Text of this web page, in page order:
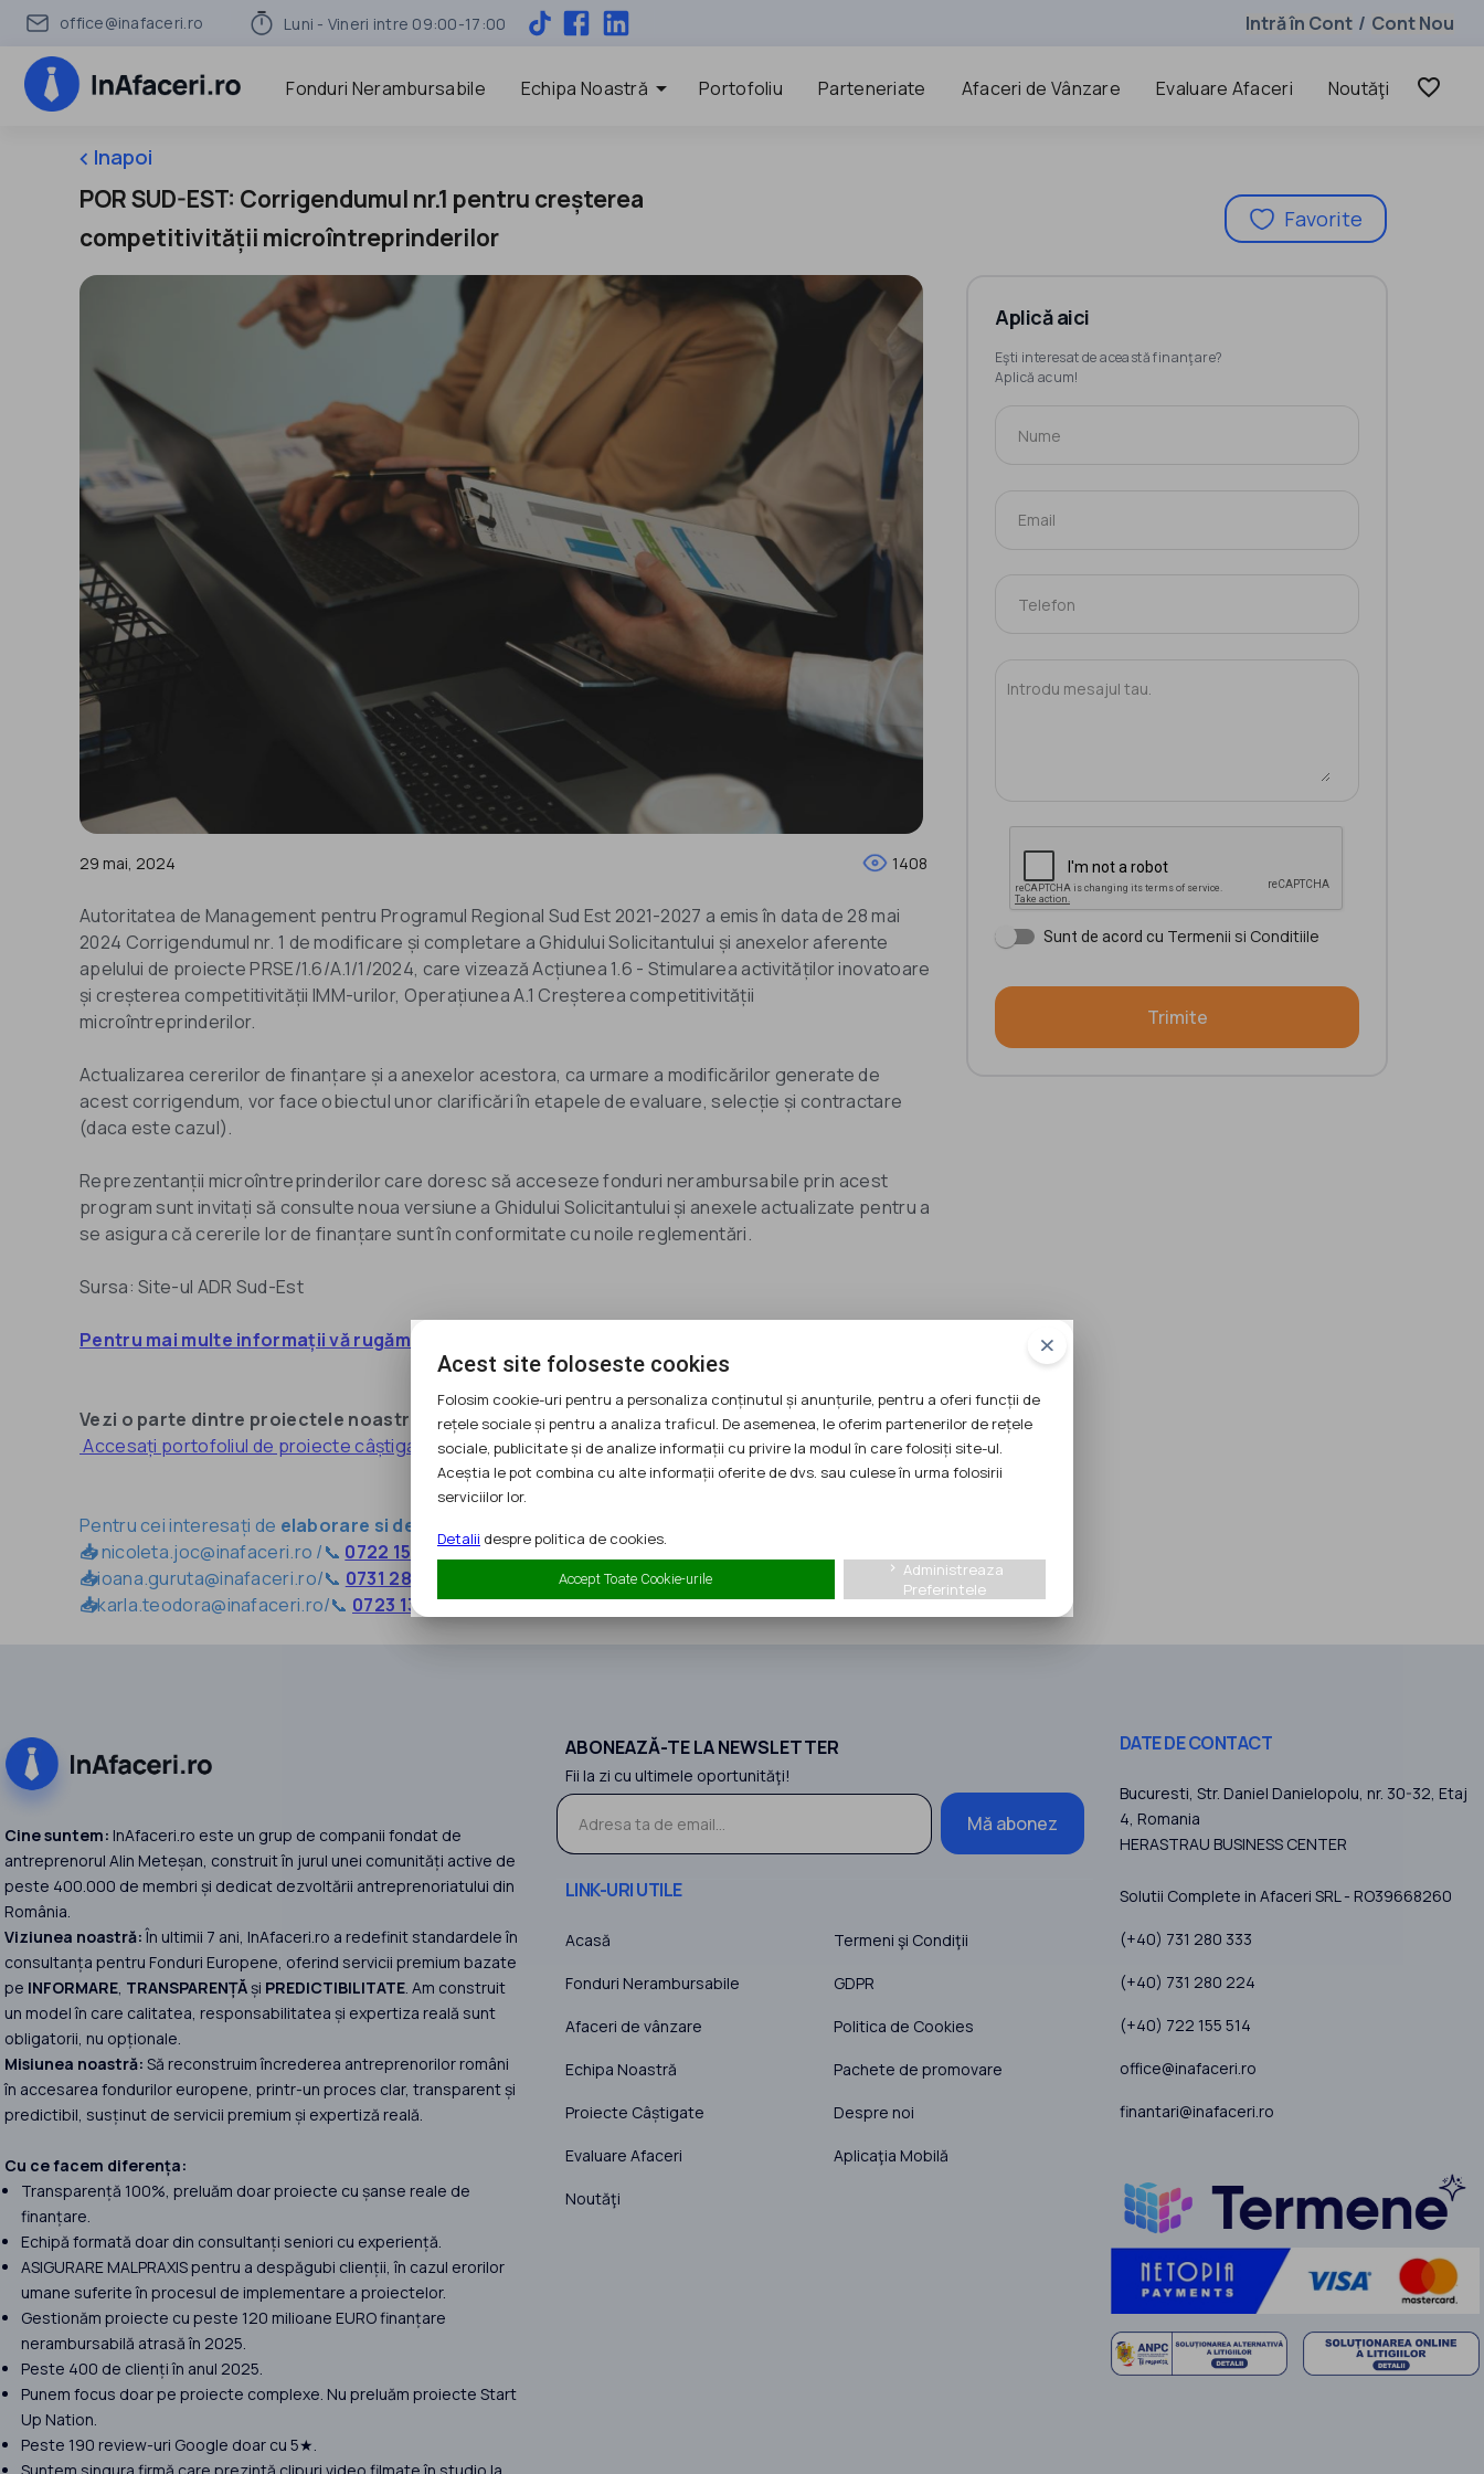
office@inafaceri.ro Luni - Vineri intre 09:00-17:00 Intră în Cont / Cont Nou
Fonduri Nerambursabile Echipa Noastră arrow_drop_down Portofoliu Parteneriate Afaceri de Vânzare Evaluare Afaceri Noutăţi favorite_border
keyboard_arrow_leftInapoi
POR SUD-EST: Corrigendumul nr.1 pentru creșterea
competitivității microîntreprinderilor
Favorite
29 mai, 2024 1408
Autoritatea de Management pentru Programul Regional Sud Est 2021-2027 a emis în data de 28 mai
2024 Corrigendumul nr. 1 de modificare și completare a Ghidului Solicitantului și anexelor aferente
apelului de proiecte PRSE/1.6/A.1/1/2024, care vizează Acțiunea 1.6 - Stimularea activităților inovatoare
și creșterea competitivității IMM-urilor, Operațiunea A.1 Creșterea competitivității
microîntreprinderilor.
Actualizarea cererilor de finanțare și a anexelor acestora, ca urmare a modificărilor generate de
acest corrigendum, vor face obiectul unor clarificări în etapele de evaluare, selecție și contractare
(daca este cazul).
Reprezentanții microîntreprinderilor care doresc să acceseze fonduri nerambursabile prin acest
program sunt invitați să consulte noua versiune a Ghidului Solicitantului și anexele actualizate pentru a
se asigura că cererile lor de finanțare sunt în conformitate cu noile reglementări.
Sursa: Site-ul ADR Sud-Est
Pentru mai multe informații vă rugăm să accesați sinteza Ghidului
Vezi o parte dintre proiectele noastre câștigate!
Accesați portofoliul de proiecte câștigate aici
Pentru cei interesați de elaborare si depunere proiecte
📥nicoleta.joc@inafaceri.ro /📞 0722 155 514
📥ioana.guruta@inafaceri.ro/📞 0731 280 333
📥karla.teodora@inafaceri.ro/📞 0723 131 131
Aplică aici
Eşti interesat de această finanţare?
Aplică acum!
Sunt de acord cu Termenii si Conditiile
Trimite
Cine suntem: InAfaceri.ro este un grup de companii fondat de
antreprenorul Alin Meteșan, construit în jurul unei comunități active de
peste 400.000 de membri și dedicat dezvoltării antreprenoriatului din
România.
Viziunea noastră:În ultimii 7 ani, InAfaceri.ro a redefinit standardele în
consultanța pentru Fonduri Europene, oferind servicii premium bazate
pe INFORMARE, TRANSPARENȚĂși PREDICTIBILITATE. Am construit
un model în care calitatea, responsabilitatea și expertiza reală sunt
obligatorii, nu opționale.
Misiunea noastră: Să reconstruim încrederea antreprenorilor români
în accesarea fondurilor europene, printr-un proces clar, transparent și
predictibil, susținut de servicii premium și expertiză reală.
Cu ce facem diferența:
Transparență 100%, preluăm doar proiecte cu șanse reale de
finanțare.
Echipă formată doar din consultanți seniori cu experiență.
ASIGURARE MALPRAXIS pentru a despăgubi clienții, în cazul erorilor
umane suferite în procesul de implementare a proiectelor.
Gestionăm proiecte cu peste 120 milioane EURO finanțare
nerambursabilă atrasă în 2025.
Peste 400 de clienți în anul 2025.
Punem focus doar pe proiecte complexe. Nu preluăm proiecte Start
Up Nation.
Peste 190 review-uri Google doar cu 5★.
ABONEAZĂ-TE LA NEWSLETTER
Fii la zi cu ultimele oportunităţi!
Mă abonez
LINK-URI UTILE
Acasă
Fonduri Nerambursabile
Afaceri de vânzare
Echipa Noastră
Proiecte Câștigate
Evaluare Afaceri
Noutăţi
Termeni şi Condiţii
GDPR
Politica de Cookies
Pachete de promovare
Despre noi
Aplicaţia Mobilă
DATE DE CONTACT
Bucuresti, Str. Daniel Danielopolu, nr. 30-32, Etaj
4, Romania
HERASTRAU BUSINESS CENTER
Solutii Complete in Afaceri SRL - RO39668260
(+40) 731 280 333
(+40) 731 280 224
(+40) 722 155 514
office@inafaceri.ro
finantari@inafaceri.ro
Acest site foloseste cookies
Folosim cookie-uri pentru a personaliza conținutul și anunțurile, pentru a oferi funcții de
rețele sociale și pentru a analiza traficul. De asemenea, le oferim partenerilor de rețele
sociale, publicitate și de analize informații cu privire la modul în care folosiți site-ul.
Aceștia le pot combina cu alte informații oferite de dvs. sau culese în urma folosirii
serviciilor lor.
Detalii despre politica de cookies.
Accept Toate Cookie-urile
keyboard_arrow_right
Administreaza
Preferintele